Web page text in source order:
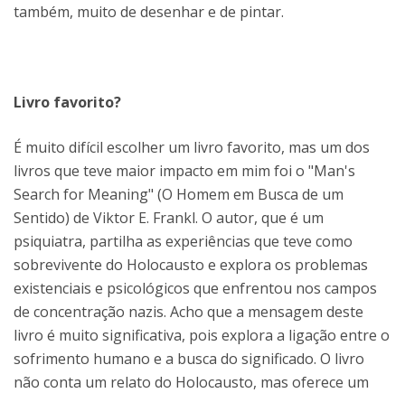
também, muito de desenhar e de pintar.
Livro favorito?
É muito difícil escolher um livro favorito, mas um dos
livros que teve maior impacto em mim foi o "Man's
Search for Meaning" (O Homem em Busca de um
Sentido) de Viktor E. Frankl. O autor, que é um
psiquiatra, partilha as experiências que teve como
sobrevivente do Holocausto e explora os problemas
existenciais e psicológicos que enfrentou nos campos
de concentração nazis. Acho que a mensagem deste
livro é muito significativa, pois explora a ligação entre o
sofrimento humano e a busca do significado. O livro
não conta um relato do Holocausto, mas oferece um